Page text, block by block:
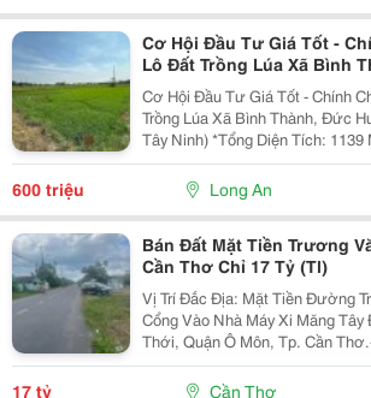
Cơ Hội Đầu Tư Giá Tốt -
Lô Đất Trồng Lúa Xã Bình
Long An
Cơ Hội Đầu Tư Giá Tốt - Chính
Trồng Lúa Xã Bình Thành, Đức
Tây Ninh) *Tổng Diện Tích: 1139
600Triệu (Có Thương Lượng).
Phẳng, Thuận Tiện Sản Xuất
600 triệu Long An
Bán Đất Mặt Tiền Trương
Cần Thơ Chỉ 17 Tỷ (Tl)
Vị Trí Đắc Địa: Mặt Tiền Đường
Cổng Vào Nhà Máy Xi Măng
Thới, Quận Ô Môn, Tp. Cần
3.830M&Sup2; (2 Sổ)- Giá Bán:
Pháp Lý: Sổ Hồng Riêng, Sang
17 tỷ Cần Thơ